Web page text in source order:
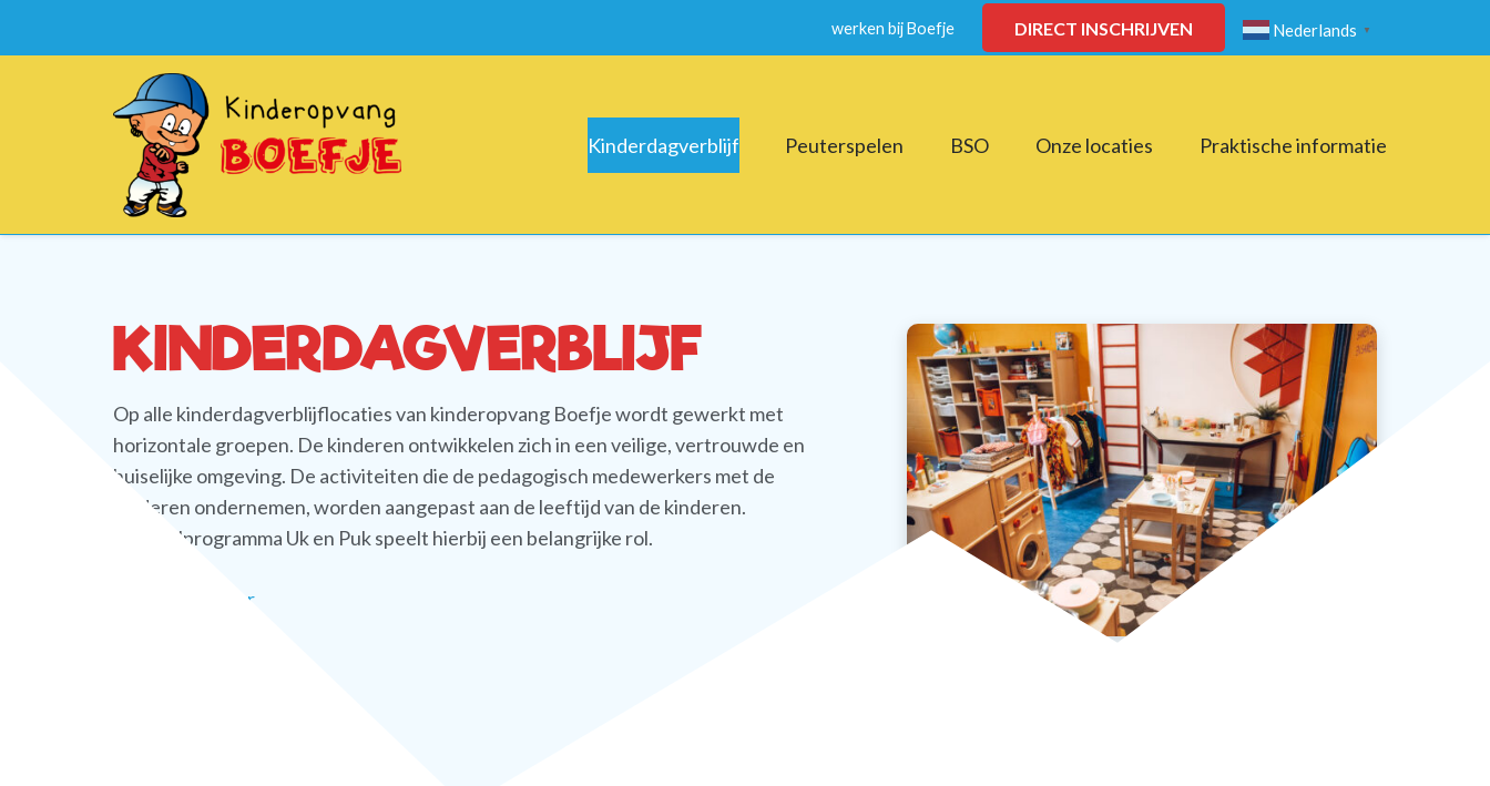
werken bij Boefje DIRECT INSCHRIJVEN Nederlands ▼
Kinderdagverblijf Peuterspelen BSO Onze locaties Praktische informatie
KINDERDAGVERBLIJF
Op alle kinderdagverblijflocaties van kinderopvang Boefje wordt gewerkt met
horizontale groepen. De kinderen ontwikkelen zich in een veilige, vertrouwde en
huiselijke omgeving. De activiteiten die de pedagogisch medewerkers met de
kinderen ondernemen, worden aangepast aan de leeftijd van de kinderen.
Het taalprogramma Uk en Puk speelt hierbij een belangrijke rol.
Lees hier verder